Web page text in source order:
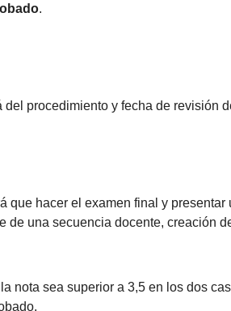
.
procedimiento y fecha de revisión
hacer el examen final y
una secuencia docente, creación
nota sea superior a 3,5 en los dos